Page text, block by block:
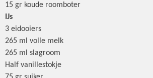
15 gr koude roomboter
IJs
3 eidooiers
265 ml volle melk
265 ml slagroom
Half vanillestokje